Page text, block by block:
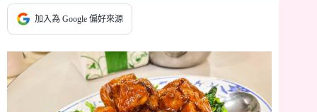
加入為 Google 偏好來源